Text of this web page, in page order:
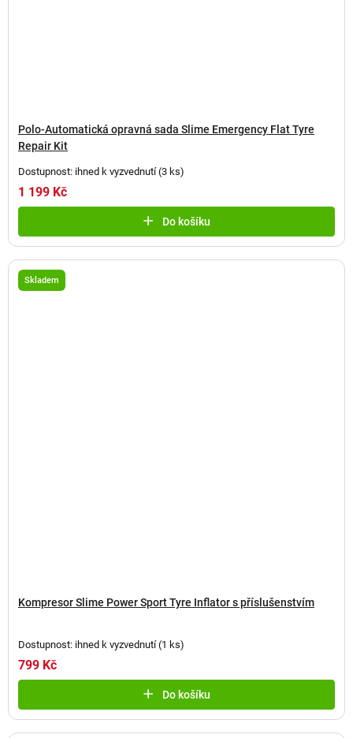
Polo-Automatická opravná sada Slime Emergency Flat Tyre
Repair Kit
Dostupnost: ihned k vyzvednutí(3 ks)
1 199 Kč
Do košíku
Skladem
Kompresor Slime Power Sport Tyre Inflator s příslušenstvím
Dostupnost: ihned k vyzvednutí(1 ks)
799 Kč
Do košíku